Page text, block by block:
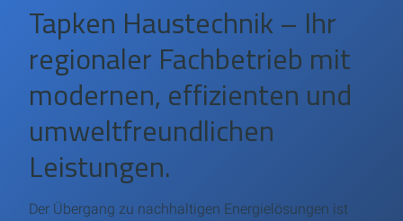
Tapken Haustechnik – Ihr
regionaler Fachbetrieb mit
modernen, effizienten und
umweltfreundlichen
Leistungen.
Der Übergang zu nachhaltigen Energielösungen ist